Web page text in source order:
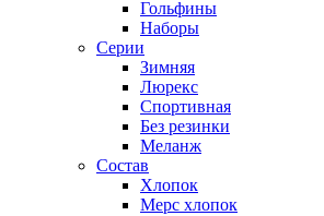
Гольфины
Наборы
Серии
Зимняя
Люрекс
Спортивная
Без резинки
Меланж
Состав
Хлопок
Мерс хлопок